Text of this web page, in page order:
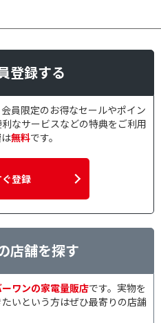
登録する
員限定のお得なセールやポイン
なサービスなどの特典をご利用
無料です。
登録
店舗を探す
ワンの家電量販店です。実物を
いという方はぜひ最寄りの店舗